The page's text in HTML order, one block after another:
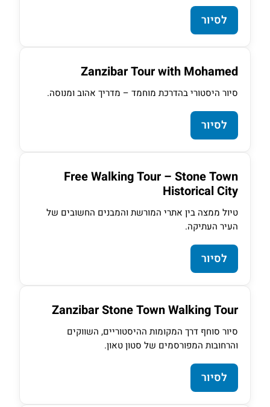
לסיור
Zanzibar Tour with Mohamed
סיור היסטורי בהדרכת מוחמד – מדריך אהוב ומנוסה.
לסיור
Free Walking Tour – Stone Town
Historical City
טיול ממצה בין אתרי המורשת והמבנים החשובים של
העיר העתיקה.
לסיור
Zanzibar Stone Town Walking Tour
סיור סוחף דרך המקומות ההיסטוריים, השווקים
והרחובות המפורסמים של סטון טאון.
לסיור